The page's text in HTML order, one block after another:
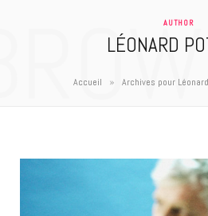
AUTHOR
LÉONARD
Accueil » Archives pour